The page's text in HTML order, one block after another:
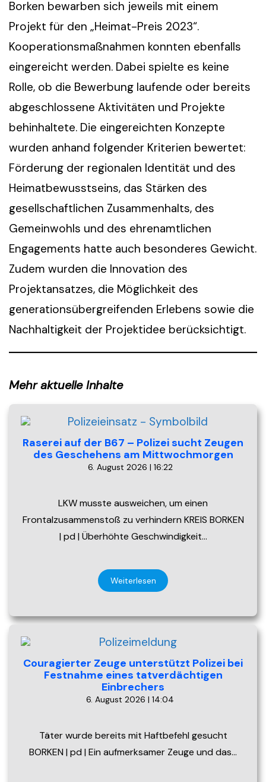
Borken bewarben sich jeweils mit einem
Projekt für den „Heimat-Preis 2023“.
Kooperationsmaßnahmen konnten ebenfalls
eingereicht werden. Dabei spielte es keine
Rolle, ob die Bewerbung laufende oder bereits
abgeschlossene Aktivitäten und Projekte
behinhaltete. Die eingereichten Konzepte
wurden anhand folgender Kriterien bewertet:
Förderung der regionalen Identität und des
Heimatbewusstseins, das Stärken des
gesellschaftlichen Zusammenhalts, des
Gemeinwohls und des ehrenamtlichen
Engagements hatte auch besonderes Gewicht.
Zudem wurden die Innovation des
Projektansatzes, die Möglichkeit des
generationsübergreifenden Erlebens sowie die
Nachhaltigkeit der Projektidee berücksichtigt.
Mehr aktuelle Inhalte
Raserei auf der B67 – Polizei sucht Zeugen
des Geschehens am Mittwochmorgen
6. August 2026 | 16:22
LKW musste ausweichen, um einen
Frontalzusammenstoß zu verhindern KREIS BORKEN
| pd | Überhöhte Geschwindigkeit…
Weiterlesen
Couragierter Zeuge unterstützt Polizei bei
Festnahme eines tatverdächtigen
Einbrechers
6. August 2026 | 14:04
Täter wurde bereits mit Haftbefehl gesucht
BORKEN | pd | Ein aufmerksamer Zeuge und das…